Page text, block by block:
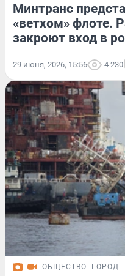
Минтранс
«ветхом» флоте.
закроют вход в
29 июня, 2026, 15:56 4 230
ОБЩЕСТВО ГОРОД